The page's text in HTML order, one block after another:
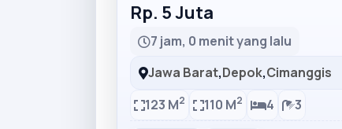
Rp. 5 Juta
7 jam, 0 menit yang lalu
Jawa Barat,Depok,Cimanggis
123 M2 110 M2 4 3